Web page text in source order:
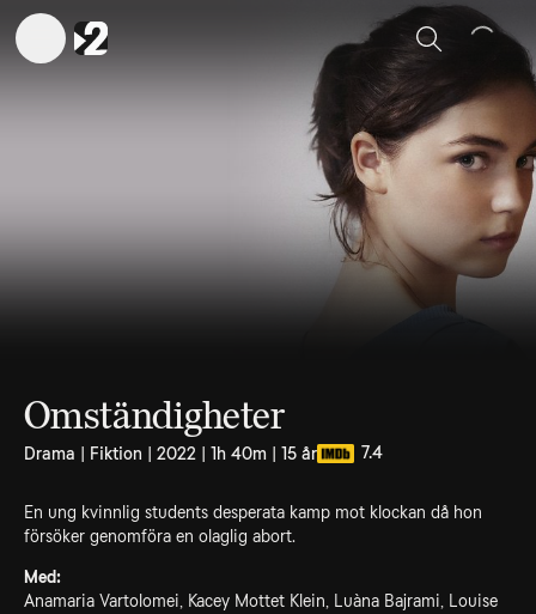
Sök
Omständigheter
Drama | Fiktion | 2022 | 1h 40m | 15 år 7.4
En ung kvinnlig students desperata kamp mot klockan då hon
försöker genomföra en olaglig abort.
Med:
Anamaria Vartolomei, Kacey Mottet Klein, Luàna Bajrami, Louise